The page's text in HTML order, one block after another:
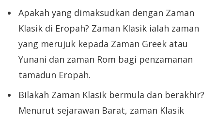
Apakah yang dimaksudkan dengan Zaman
Klasik di Eropah? Zaman Klasik ialah zaman
yang merujuk kepada Zaman Greek atau
Yunani dan zaman Rom bagi penzamanan
tamadun Eropah.
Bilakah Zaman Klasik bermula dan berakhir?
Menurut sejarawan Barat, zaman Klasik